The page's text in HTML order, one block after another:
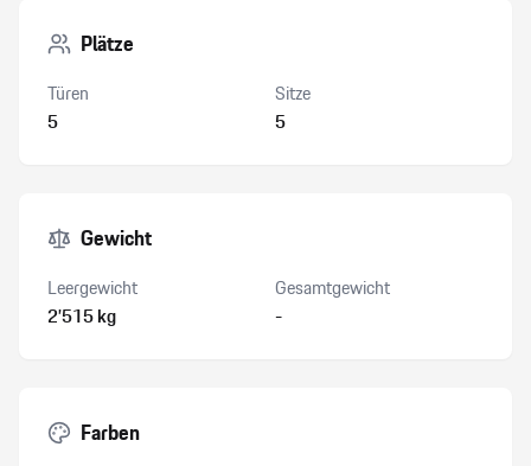
Plätze
Türen
5
Sitze
5
Gewicht
Leergewicht
2’515 kg
Gesamtgewicht
-
Farben